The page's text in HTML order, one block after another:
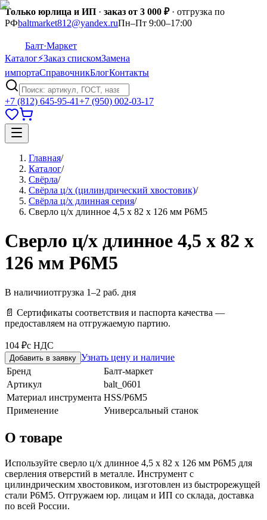
Только юрлица и ИП · заказ от 3 000 ₽· отгрузка по
РФbaltmarket812@yandex.ruПн–Пт 9:00–17:00
Балт·Маркет
Каталог⚡Заказ спискомЗамена
импортаСправочникБлогКонтакты
+7 (812) 645-95-41+7 (950) 002-03-17
Главная/
Каталог/
Свёрла/
Свёрла ц/х (цилиндрический хвостовик)/
Свёрла ц/х длинная серия/
Сверло ц/х длинное 4,5 х 82 х 126 мм Р6М5
Сверло ц/х длинное 4,5 х 82 х
126 мм Р6М5
В наличииотгрузка 1–2 раб. дня
📄 Сертификаты соответствия и паспорта качества —
предоставляем на отгружаемую партию.
104 ₽с НДС
Добавить в заявку Узнать цену и наличие
Бренд
Балт-маркет
Артикул
balt_0601
Материал инструмента HSS/Р6М5
Применение
Универсальный станок
О товаре
Используйте сверло ц/х длинное 4,5 х 82 х 126 мм Р6М5 для
сверления отверстий в металле. Инструмент с
цилиндрическим хвостовиком, изготовлен из быстрорежущей
стали Р6М5. Отгружаем юр. лицам и ИП со склада, доставка
по всей России.